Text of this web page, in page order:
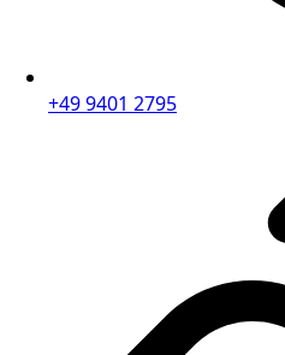
+49 9401 2795